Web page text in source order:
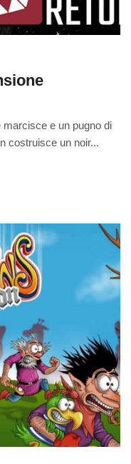
e un pugno di
costruisce un noir...